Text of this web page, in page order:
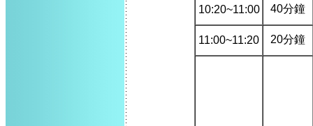
10:20~11:00 40分鐘
11:00~11:20 20分鐘